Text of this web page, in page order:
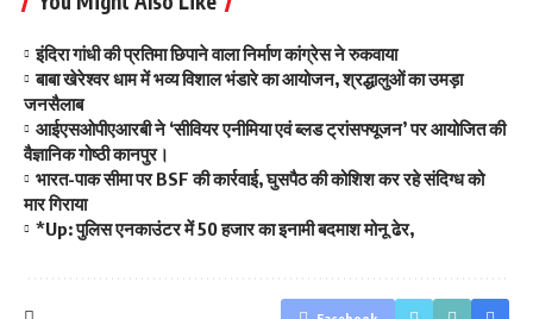
इंदिरा गांधी की प्रतिमा छिपाने वाला निर्माण कांग्रेस ने रुकवाया
बाबा खेरेश्वर धाम में भव्य विशाल भंडारे का आयोजन, श्रद्धालुओं का उमड़ा
जनसैलाब
आईएसओपीएआरबी ने ‘सीवियर एनीमिया एवं ब्लड ट्रांसफ्यूजन’ पर आयोजित की
वैज्ञानिक गोष्ठी कानपुर।
भारत-पाक सीमा पर BSF की कार्रवाई, घुसपैठ की कोशिश कर रहे संदिग्ध को
मार गिराया
*Up: पुलिस एनकाउंटर में 50 हजार का इनामी बदमाश मोनू ढेर,